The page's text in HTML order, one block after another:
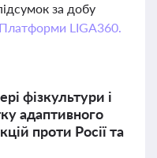
за добу
Платформи LIGA360.
фізкультури і
адаптивного
проти Росії та